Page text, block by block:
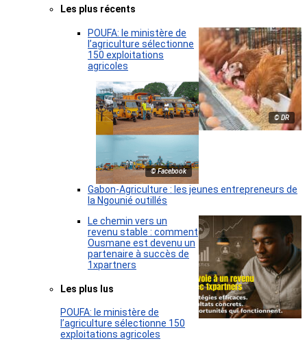
Les plus récents
© DR
POUFA: le ministère de
l’agriculture sélectionne
150 exploitations
agricoles
© Facebook
Gabon-Agriculture : les jeunes entrepreneurs de
la Ngounié outillés
Le chemin vers un
revenu stable : comment
Ousmane est devenu un
partenaire à succès de
1xpartners
Les plus lus
POUFA: le ministère de
l’agriculture sélectionne 150
exploitations agricoles